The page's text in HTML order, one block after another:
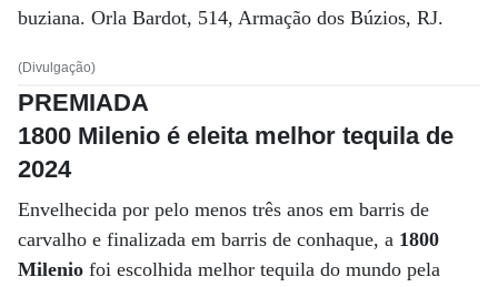
buziana. Orla Bardot, 514, Armação dos Búzios, RJ.
(Divulgação)
PREMIADA
1800 Milenio é eleita melhor tequila de
2024
Envelhecida por pelo menos três anos em barris de
carvalho e finalizada em barris de conhaque, a 1800
Milenio foi escolhida melhor tequila do mundo pela